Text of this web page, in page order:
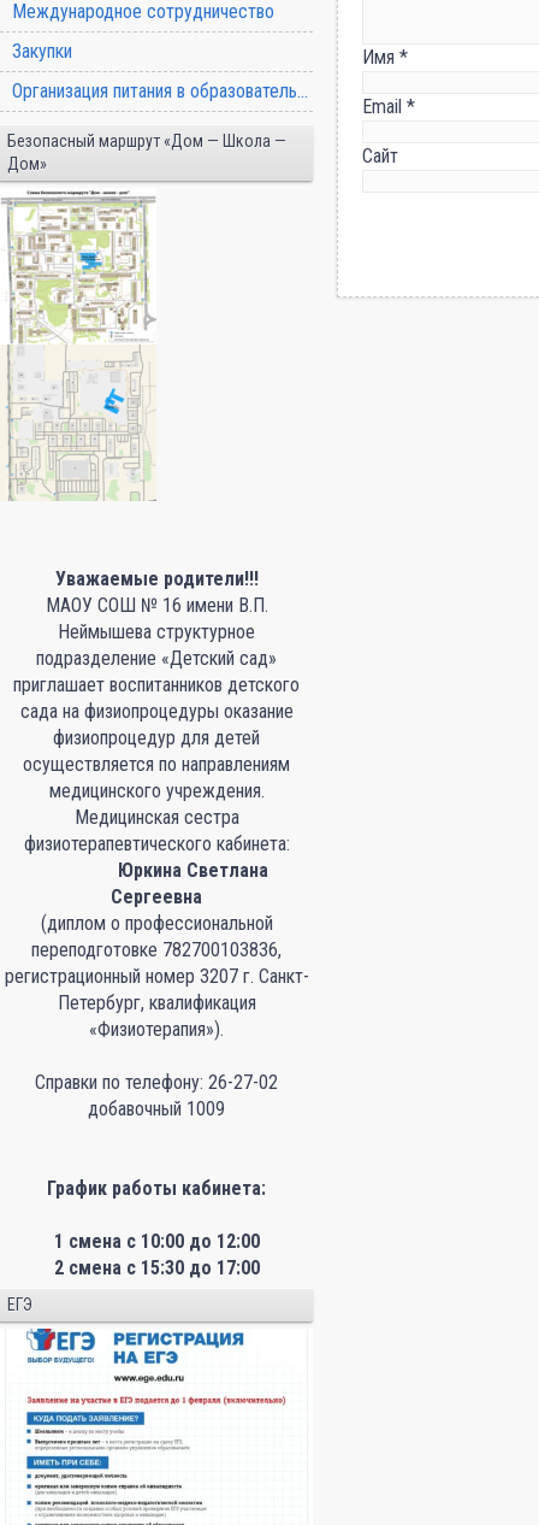
Международное сотрудничество
Закупки
Организация питания в образовательной организации
Безопасный маршрут «Дом — Школа —
Дом»
Уважаемые родители!!!
МАОУ СОШ № 16 имени В.П.
Неймышева структурное
подразделение «Детский сад»
приглашает воспитанников детского
сада на физиопроцедуры оказание
физиопроцедур для детей
осуществляется по направлениям
медицинского учреждения.
Медицинская сестра
физиотерапевтического кабинета:
Юркина Светлана
Сергеевна
(диплом о профессиональной
переподготовке 782700103836,
регистрационный номер 3207 г. Санкт-
Петербург, квалификация
«Физиотерапия»).
Справки по телефону: 26-27-02
добавочный 1009
График работы кабинета:
1 смена с 10:00 до 12:00
2 смена с 15:30 до 17:00
ЕГЭ
Имя *
Email *
Сайт